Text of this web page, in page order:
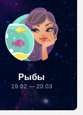
Рыбы
19.02 — 20.03